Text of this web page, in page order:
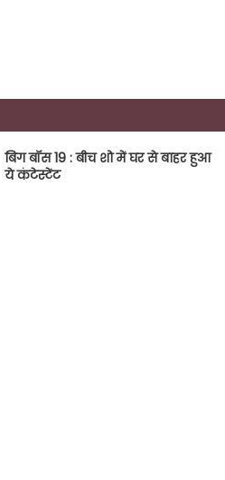
बिग बॉस 19 : बीच शो में घर से बाहर हुआ
ये कंटेस्टेंट